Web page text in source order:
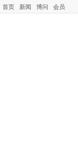
首页 新闻 博问 会员